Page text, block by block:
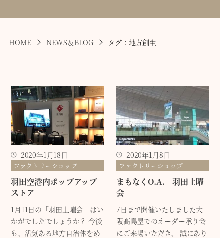
HOME NEWS＆BLOG タグ：地方創生
2020年1月18日
ファクトリーショップ
羽田空港内ポップアップ
ストア
1月11日の「羽田土曜会」はい
かがでしたでしょうか？ 今後
も、活気ある地方自治体をめ
2020年1月8日
ファクトリーショップ
まもなくO.A. 羽田土曜
会
7日まで開催いたしました大
阪髙島屋でのオーダー承り会
にご来場いただき、 誠にあり